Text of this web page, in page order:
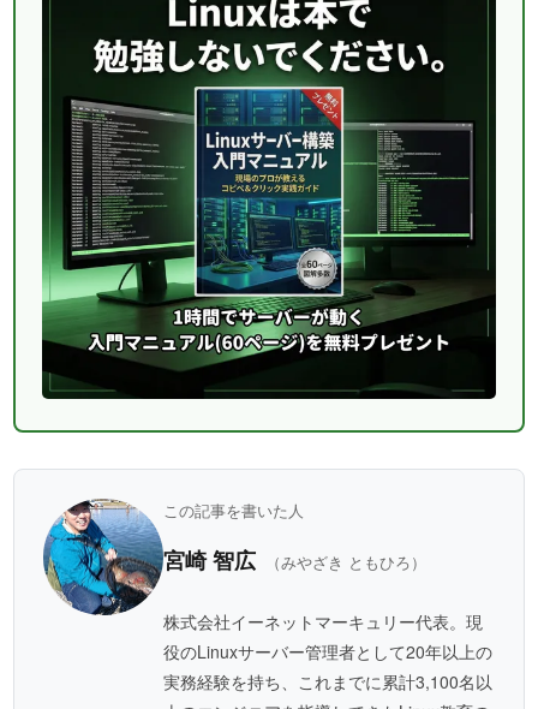
この記事を書いた人
宮崎 智広 （みやざき ともひろ）
株式会社イーネットマーキュリー代表。現
役のLinuxサーバー管理者として20年以上の
実務経験を持ち、これまでに累計3,100名以